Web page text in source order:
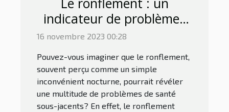
indicateur de problèmes
de santé?
16 novembre 2023 00:28
Pouvez-vous imaginer que le ronflement,
souvent perçu comme un simple
inconvénient nocturne, pourrait révéler
une multitude de problèmes de santé
sous-jacents? En effet, le ronflement